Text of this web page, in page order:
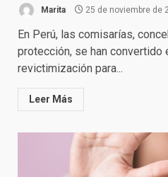
Marita 25 de noviembre de
En Perú, las comisarías,
protección, se han convertido
revictimización para...
Leer Más